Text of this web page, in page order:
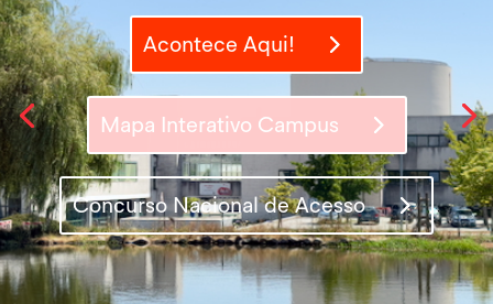
Acontece Aqui!
Mapa Interativo Campus
Concurso Nacional de Acesso